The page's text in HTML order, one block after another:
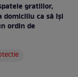
gratiilor,
ca să își
ordin de